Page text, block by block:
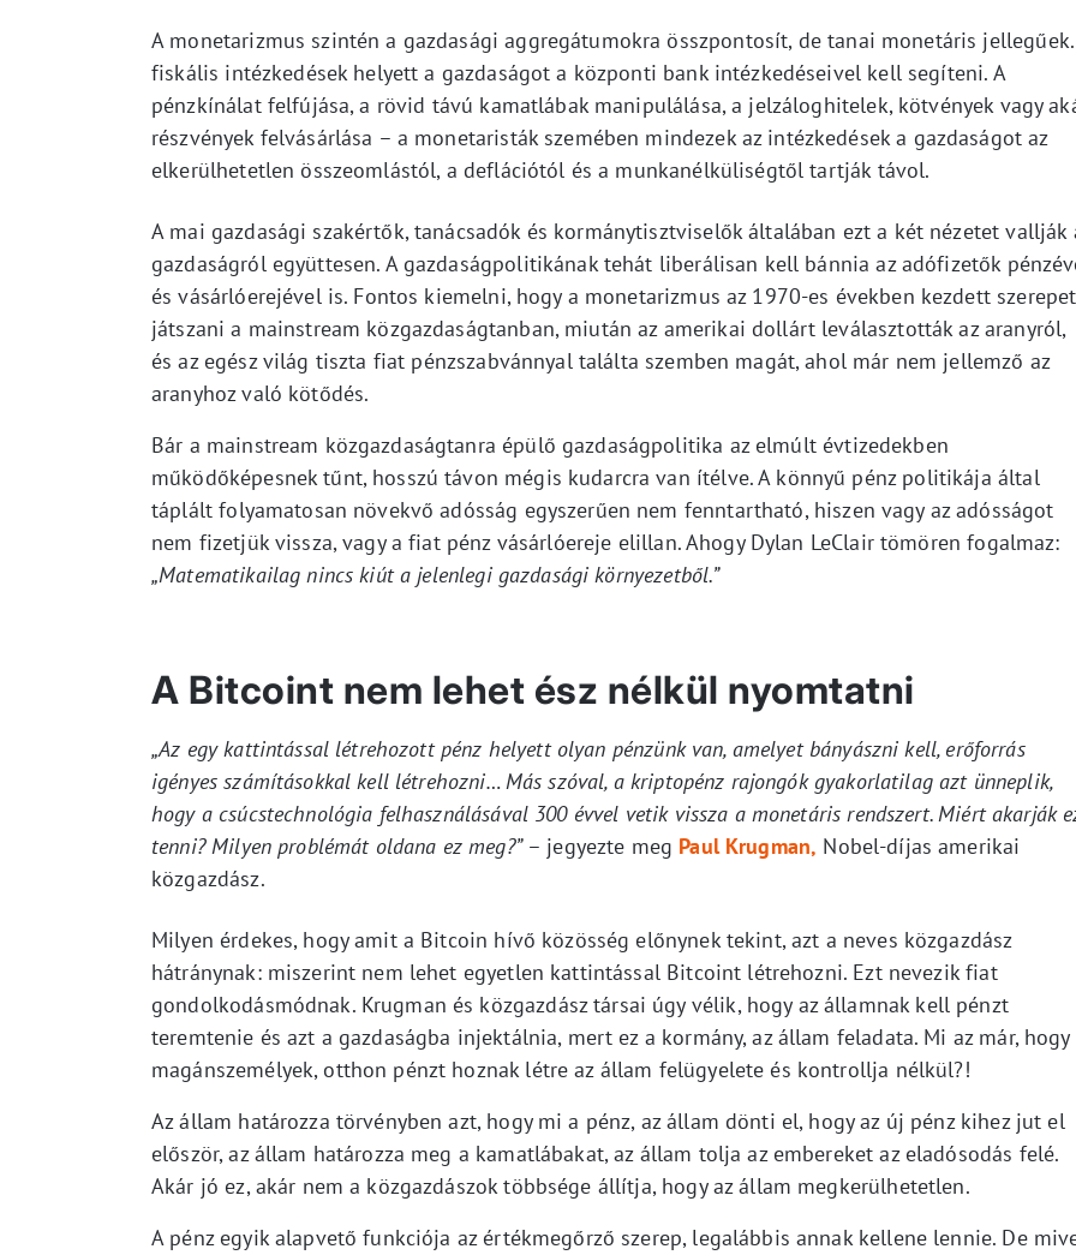
A monetarizmus szintén a gazdasági aggregátumokra összpontosít, de tanai monetáris jellegűek.
fiskális intézkedések helyett a gazdaságot a központi bank intézkedéseivel kell segíteni. A
pénzkínálat felfújása, a rövid távú kamatlábak manipulálása, a jelzáloghitelek, kötvények vagy
részvények felvásárlása – a monetaristák szemében mindezek az intézkedések a gazdaságot az
elkerülhetetlen összeomlástól, a deflációtól és a munkanélküliségtől tartják távol.
A mai gazdasági szakértők, tanácsadók és kormánytisztviselők általában ezt a két nézetet vallják
gazdaságról együttesen. A gazdaságpolitikának tehát liberálisan kell bánnia az adófizetők
és vásárlóerejével is. Fontos kiemelni, hogy a monetarizmus az 1970-es években kezdett szerepet
játszani a mainstream közgazdaságtanban, miután az amerikai dollárt leválasztották az aranyról,
és az egész világ tiszta fiat pénzszabvánnyal találta szemben magát, ahol már nem jellemző az
aranyhoz való kötődés.
Bár a mainstream közgazdaságtanra épülő gazdaságpolitika az elmúlt évtizedekben
működőképesnek tűnt, hosszú távon mégis kudarcra van ítélve. A könnyű pénz politikája által
táplált folyamatosan növekvő adósság egyszerűen nem fenntartható, hiszen vagy az adósságot
nem fizetjük vissza, vagy a fiat pénz vásárlóereje elillan. Ahogy Dylan LeClair tömören fogalmaz:
„Matematikailag nincs kiút a jelenlegi gazdasági környezetből.”
A Bitcoint nem lehet ész nélkül nyomtatni
„Az egy kattintással létrehozott pénz helyett olyan pénzünk van, amelyet bányászni kell, erőforrás
igényes számításokkal kell létrehozni… Más szóval, a kriptopénz rajongók gyakorlatilag azt ünneplik,
hogy a csúcstechnológia felhasználásával 300 évvel vetik vissza a monetáris rendszert. Miért akarják
tenni? Milyen problémát oldana ez meg?”– jegyezte meg Paul Krugman, Nobel-díjas amerikai
közgazdász.
Milyen érdekes, hogy amit a Bitcoin hívő közösség előnynek tekint, azt a neves közgazdász
hátránynak: miszerint nem lehet egyetlen kattintással Bitcoint létrehozni. Ezt nevezik fiat
gondolkodásmódnak. Krugman és közgazdász társai úgy vélik, hogy az államnak kell pénzt
teremtenie és azt a gazdaságba injektálnia, mert ez a kormány, az állam feladata. Mi az már, hogy
magánszemélyek, otthon pénzt hoznak létre az állam felügyelete és kontrollja nélkül?!
Az állam határozza törvényben azt, hogy mi a pénz, az állam dönti el, hogy az új pénz kihez jut el
először, az állam határozza meg a kamatlábakat, az állam tolja az embereket az eladósodás felé.
Akár jó ez, akár nem a közgazdászok többsége állítja, hogy az állam megkerülhetetlen.
A pénz egyik alapvető funkciója az értékmegőrző szerep, legalábbis annak kellene lennie. De